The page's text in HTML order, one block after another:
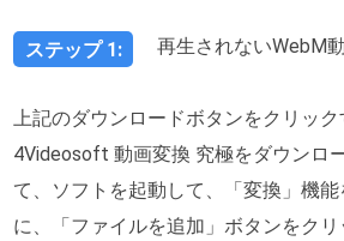
ステップ 1: 再生されないWebM
上記のダウンロードボタンをクリック
4Videosoft 動画変換 究極をダウンロ
て、ソフトを起動して、「変換」機
に、「ファイルを追加」ボタンをク